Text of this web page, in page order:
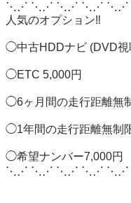
⋱⋰ ⋱⋰ ⋱⋰ ⋱⋰ ⋱⋰
人気のオプション‼️
◯中古HDDナビ (DVD視
◯ETC 5,000円
◯6ヶ月間の走行距離無
◯1年間の走行距離無制
◯希望ナンバー7,000円
⋱⋰ ⋱⋰ ⋱⋰ ⋱⋰ ⋱⋰